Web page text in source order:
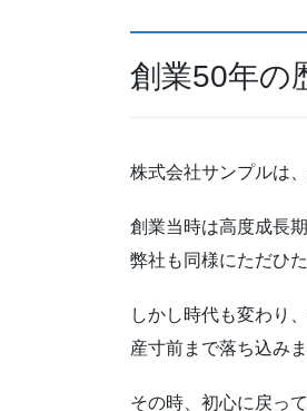
創業50年の
株式会社サンプルは
創業当時は高度成長
弊社も同様にただひ
しかし時代も変わり
産寸前まで落ち込みま
その時、初心に戻っ